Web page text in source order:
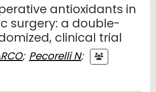
antioxidants in
surgery: a double-
clinical trial
; Pecorelli N;